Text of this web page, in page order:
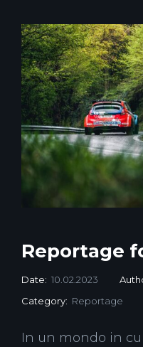
Reportage
Date: 10.02.2023
Category: Reportage
In un mondo in